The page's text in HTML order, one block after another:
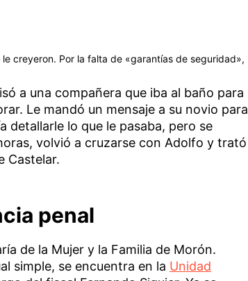
creyeron. Por la falta de «garantías de seguridad»,
a una compañera que iba al baño para
Le mandó un mensaje a su novio para
detallarle lo que le pasaba, pero se
volvió a cruzarse con Adolfo y trató
Castelar.
penal
de la Mujer y la Familia de Morón.
simple, se encuentra en la Unidad